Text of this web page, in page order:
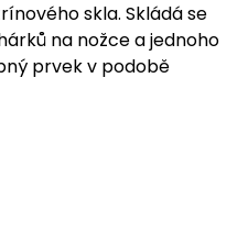
skla. Skládá se
na nožce a jednoho
prvek v podobě